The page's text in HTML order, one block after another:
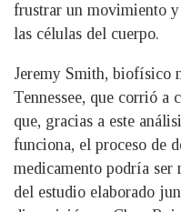
frustrar un movimiento y
las células del cuerpo.
Jeremy Smith, biofísico
Tennessee, que corrió a
que, gracias a este
funciona, el proceso de
medicamento podría ser
del estudio elaborado